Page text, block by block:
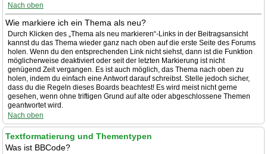
Nach oben
Wie markiere ich ein Thema als neu?
Durch Klicken des „Thema als neu markieren“-Links in der Beitragsansicht
kannst du das Thema wieder ganz nach oben auf die erste Seite des Forums
holen. Wenn du den entsprechenden Link nicht siehst, dann ist die Funktion
möglicherweise deaktiviert oder seit der letzten Markierung ist nicht
genügend Zeit vergangen. Es ist auch möglich, das Thema nach oben zu
holen, indem du einfach eine Antwort darauf schreibst. Stelle jedoch sicher,
dass du die Regeln dieses Boards beachtest! Es wird meist nicht gerne
gesehen, wenn ohne triftigen Grund auf alte oder abgeschlossene Themen
geantwortet wird.
Nach oben
Textformatierung und Thementypen
Was ist BBCode?